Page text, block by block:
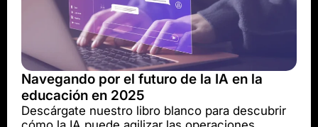
Navegando por el futuro de la IA en la
educación en 2025
Descárgate nuestro libro blanco para descubrir